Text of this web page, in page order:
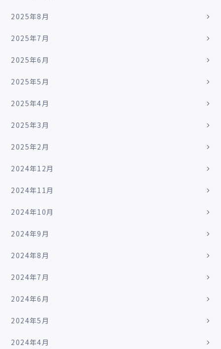
2025年8月
2025年7月
2025年6月
2025年5月
2025年4月
2025年3月
2025年2月
2024年12月
2024年11月
2024年10月
2024年9月
2024年8月
2024年7月
2024年6月
2024年5月
2024年4月